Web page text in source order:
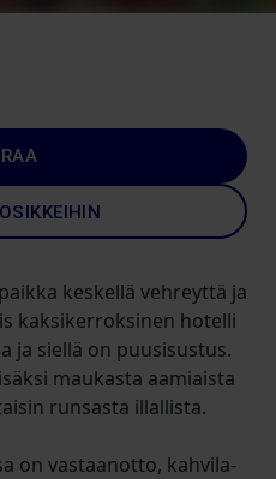
keskellä vehreyttä ja
kaksikerroksinen hotelli
ja siellä on puusisustus.
maukasta aamiaista
runsasta illallista.
on vastaanotto, kahvila-